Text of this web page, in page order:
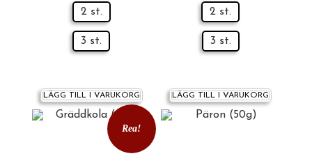
2 st.
3 st.
LÄGG TILL I VARUKORG
2 st.
3 st.
LÄGG TILL I VARUKORG
Rea!